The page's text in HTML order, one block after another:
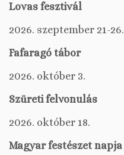
Lovas fesztivál
2026. szeptember 21-26.
Fafaragó tábor
2026. október 3.
Szüreti felvonulás
2026. október 18.
Magyar festészet napja